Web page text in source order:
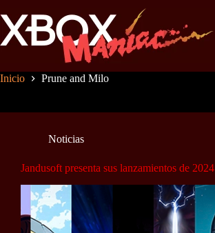
al
contenido
Inicio Prune and Milo
Noticias
Jandusoft presenta sus lanzamientos de 2024